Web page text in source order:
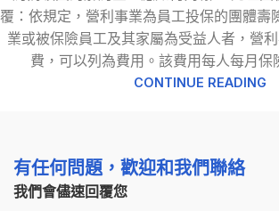
覆：依規定，營利事業為員工投保的團體壽
業或被保險員工及其家屬為受益人者，營
費，可以列為費用。該費用每人每月保
CONTINUE READING
有任何問題，歡迎和我們聯絡
我們會儘速回覆您